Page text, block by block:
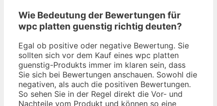
Wie Bedeutung der Bewertungen für
wpc platten guenstig richtig deuten?
Egal ob positive oder negative Bewertung. Sie
sollten sich vor dem Kauf eines wpc platten
guenstig-Produkts immer im klaren sein, dass
Sie sich bei Bewertungen anschauen. Sowohl die
negativen, als auch die positiven Bewertungen.
So sehen Sie in der Regel direkt die Vor- und
Nachteile vom Produkt und können so eine